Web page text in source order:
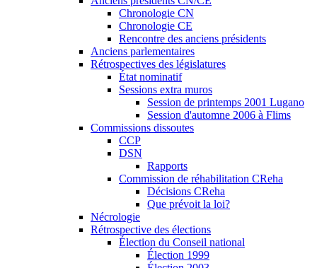
Chronologie CN
Chronologie CE
Rencontre des anciens présidents
Anciens parlementaires
Rétrospectives des législatures
État nominatif
Sessions extra muros
Session de printemps 2001 Lugano
Session d'automne 2006 à Flims
Commissions dissoutes
CCP
DSN
Rapports
Commission de réhabilitation CReha
Décisions CReha
Que prévoit la loi?
Nécrologie
Rétrospective des élections
Élection du Conseil national
Élection 1999